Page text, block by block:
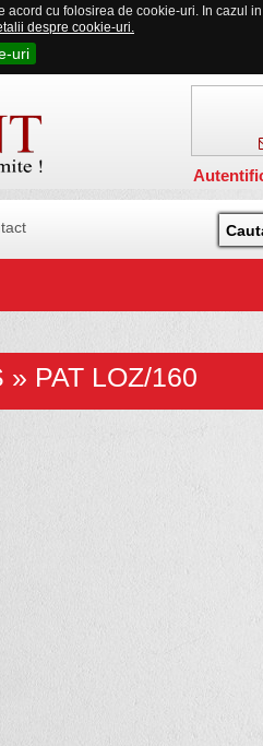
cu folosirea de cookie-uri. In cazul
despre cookie-uri.
uri
» PAT LOZ/160